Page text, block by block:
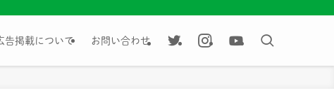
告掲載について お問い合わせ